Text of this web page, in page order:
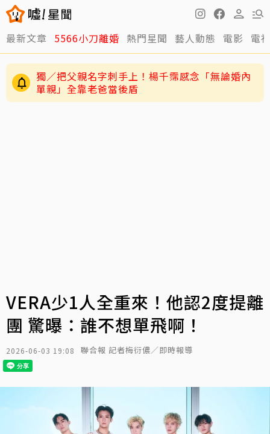
最新文章 5566小刀離婚 熱門星聞 藝人動態 電影 電
獨／把父親名字刺手上！楊千霈感念「無論婚內
單親」全靠老爸當後盾
VERA少1人全重來！他認2度提離
團 驚曝：誰不想單飛啊！
2026-06-03 19:08 聯合報 記者梅衍儂／即時報導